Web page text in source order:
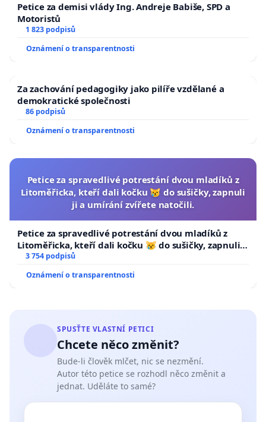
Petice za demisi vlády Ing. Andreje Babiše, SPD a
Motoristů
1 823 podpisů
Oznámení o transparentnosti
Za zachování pedagogiky jako pilíře vzdělané a
demokratické společnosti
86 podpisů
Oznámení o transparentnosti
Petice za spravedlivé potrestání dvou mladíků z
Litoměřicka, kteří dali kočku 😿 do sušičky, zapnuli
ji a umírání zvířete natočili.
Petice za spravedlivé potrestání dvou mladíků z
Litoměřicka, kteří dali kočku 😿 do sušičky, zapnuli ji
a umírání zvířete natočili.
3 754 podpisů
Oznámení o transparentnosti
SPUSŤTE VLASTNÍ PETICI
Chcete něco změnit?
Bude-li člověk mlčet, nic se nezmění.
Autor této petice se rozhodl něco změnit a
jednat. Uděláte to samé?